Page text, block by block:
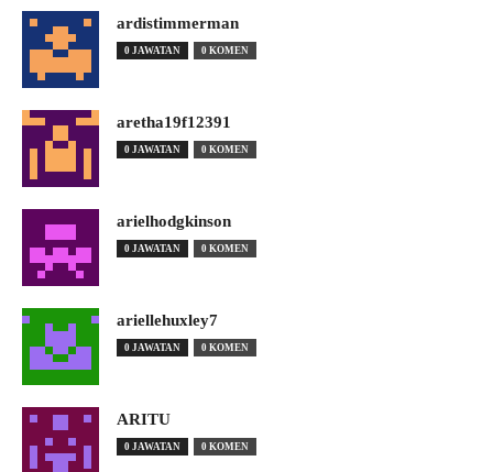
ardistimmerman
0 JAWATAN 0 KOMEN
aretha19f12391
0 JAWATAN 0 KOMEN
arielhodgkinson
0 JAWATAN 0 KOMEN
ariellehuxley7
0 JAWATAN 0 KOMEN
ARITU
0 JAWATAN 0 KOMEN